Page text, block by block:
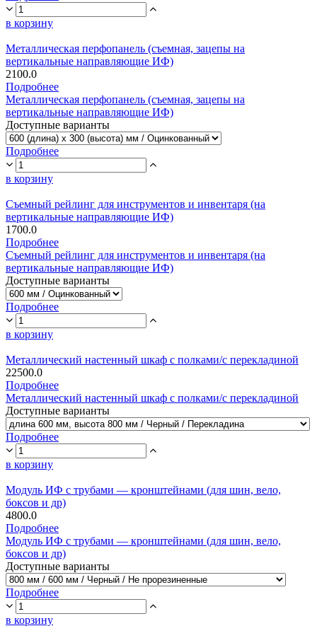
в корзину
Металлическая перфопанель (съемная, зацепы на
вертикальные направляющие ИФ)
2100.0
Подробнее
Металлическая перфопанель (съемная, зацепы на
вертикальные направляющие ИФ)
Доступные варианты
Подробнее
в корзину
Съемный рейлинг для инструментов и инвентаря (на
вертикальные направляющие ИФ)
1700.0
Подробнее
Съемный рейлинг для инструментов и инвентаря (на
вертикальные направляющие ИФ)
Доступные варианты
Подробнее
в корзину
Металлический настенный шкаф с полками/с перекладиной
22500.0
Подробнее
Металлический настенный шкаф с полками/с перекладиной
Доступные варианты
Подробнее
в корзину
Модуль ИФ с трубами — кронштейнами (для шин, вело,
боксов и др)
4800.0
Подробнее
Модуль ИФ с трубами — кронштейнами (для шин, вело,
боксов и др)
Доступные варианты
Подробнее
в корзину